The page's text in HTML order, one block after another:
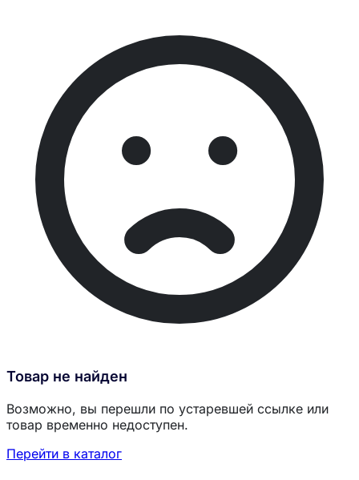
Товар не найден
Возможно, вы перешли по устаревшей ссылке или
товар временно недоступен.
Перейти в каталог
Загрузка товаров